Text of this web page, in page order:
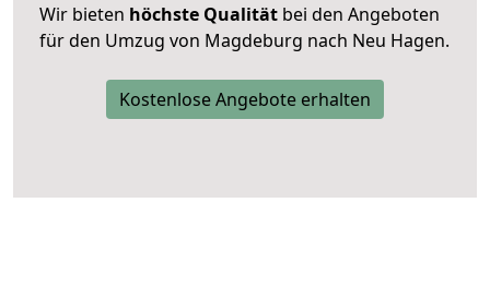
Wir bieten höchste Qualität bei den Angeboten
für den Umzug von Magdeburg nach Neu Hagen.
Kostenlose Angebote erhalten